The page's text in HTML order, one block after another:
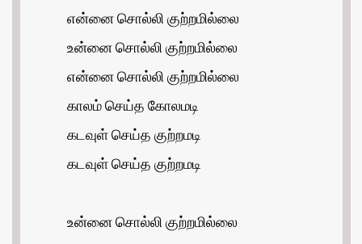
என்னை சொல்லி குற்றமில்லை
உன்னை சொல்லி குற்றமில்லை
என்னை சொல்லி குற்றமில்லை
காலம் செய்த கோலமடி
கடவுள் செய்த குற்றமடி
கடவுள் செய்த குற்றமடி
உன்னை சொல்லி குற்றமில்லை